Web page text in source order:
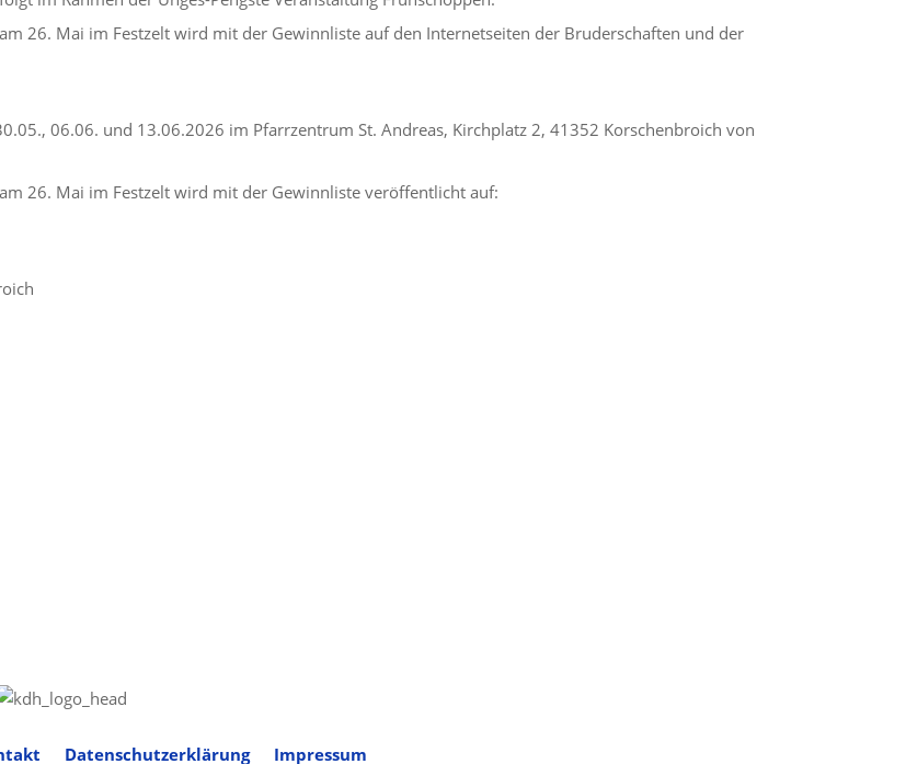
26. Mai im Festzelt wird mit der Gewinnliste auf den Internetseiten der Bruderschaften und der
06.06. und 13.06.2026 im Pfarrzentrum St. Andreas, Kirchplatz 2, 41352 Korschenbroich von
26. Mai im Festzelt wird mit der Gewinnliste veröffentlicht auf:
Datenschutzerklärung Impressum